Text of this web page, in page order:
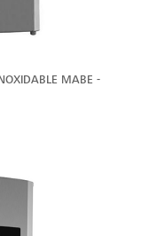
MABE -